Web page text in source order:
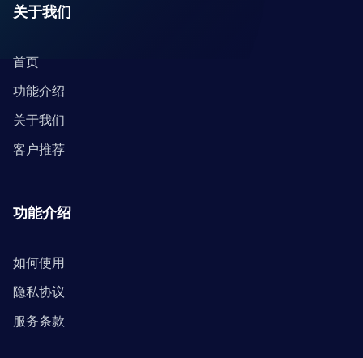
关于我们
首页
功能介绍
关于我们
客户推荐
功能介绍
如何使用
隐私协议
服务条款